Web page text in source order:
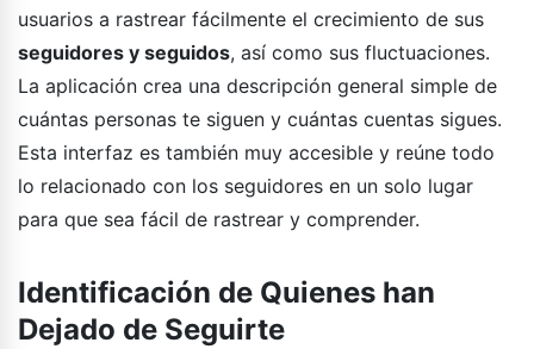
usuarios a rastrear fácilmente el crecimiento de sus
seguidores y seguidos, así como sus fluctuaciones.
La aplicación crea una descripción general simple de
cuántas personas te siguen y cuántas cuentas sigues.
Esta interfaz es también muy accesible y reúne todo
lo relacionado con los seguidores en un solo lugar
para que sea fácil de rastrear y comprender.
Identificación de Quienes han
Dejado de Seguirte